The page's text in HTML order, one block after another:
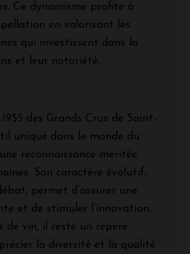
Ce dynamisme profite à
en valorisant les
qui investissent dans la
et leur notoriété.
des Grands Crus de Saint-
unique dans le monde du
reconnaissance méritée
Son caractère évolutif,
permet d’assurer une
et de stimuler l’innovation.
de vin, il reste un repère
la diversité et la qualité